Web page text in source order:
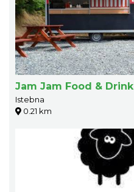
Jam Jam Food & Drink
Istebna
0.21 km